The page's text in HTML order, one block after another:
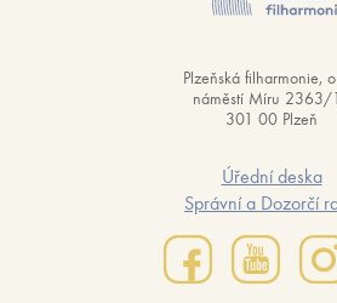
Plzeňská filharmonie,
náměstí Míru 2363/
301 00 Plzeň
Úřední deska
Správní a Dozorčí